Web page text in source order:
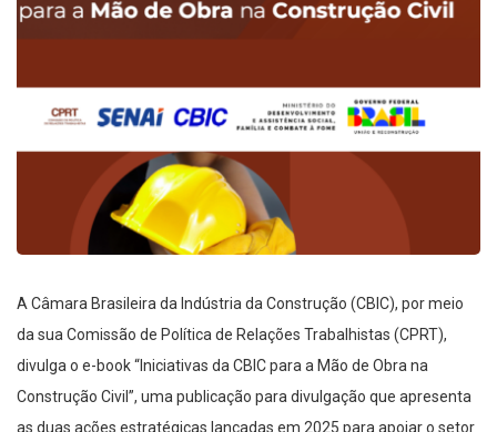
A Câmara Brasileira da Indústria da Construção (CBIC), por meio
da sua Comissão de Política de Relações Trabalhistas (CPRT),
divulga o e-book “Iniciativas da CBIC para a Mão de Obra na
Construção Civil”, uma publicação para divulgação que apresenta
as duas ações estratégicas lançadas em 2025 para apoiar o setor